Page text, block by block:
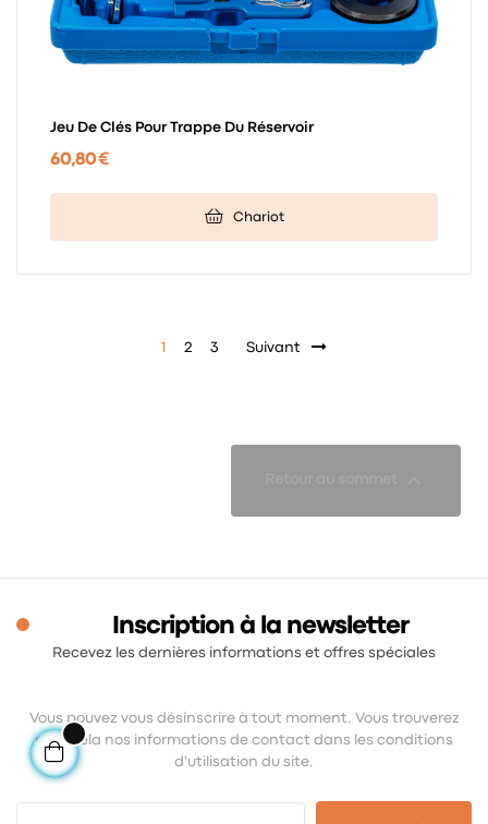
Jeu De Clés Pour Trappe Du Réservoir
60,80 €
Chariot
1 2 3 Suivant
Inscription à la newsletter
Recevez les dernières informations et offres spéciales
Vous pouvez vous désinscrire à tout moment. Vous trouverez
pour cela nos informations de contact dans les conditions
d'utilisation du site.